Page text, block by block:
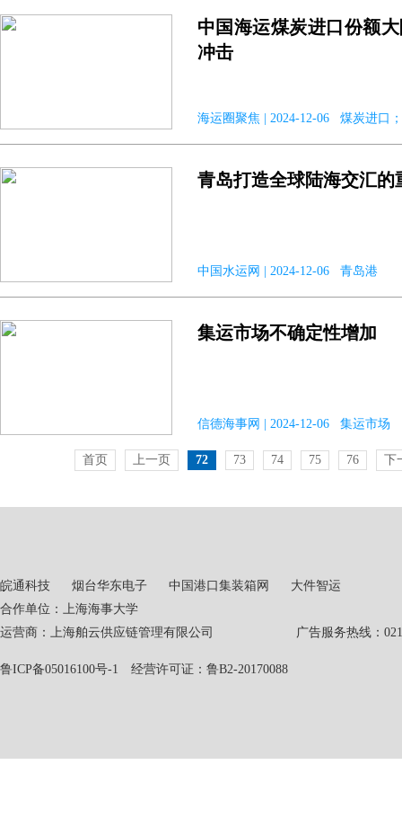
中国海运煤炭进口份额
冲击
海运圈聚焦 | 2024-12-06 煤炭进口
青岛打造全球陆海交汇的
中国水运网 | 2024-12-06 青岛港
集运市场不确定性增加
信德海事网 | 2024-12-06 集运市场
首页 上一页 72 73 74 75 76 下
皖通科技 烟台华东电子 中国港口集装箱网
大件智运
合作单位：上海海事大学
运营商：上海舶云供应链管理有限公司 广告服务热线：021-
鲁ICP备05016100号-1 经营许可证：鲁B2-20170088